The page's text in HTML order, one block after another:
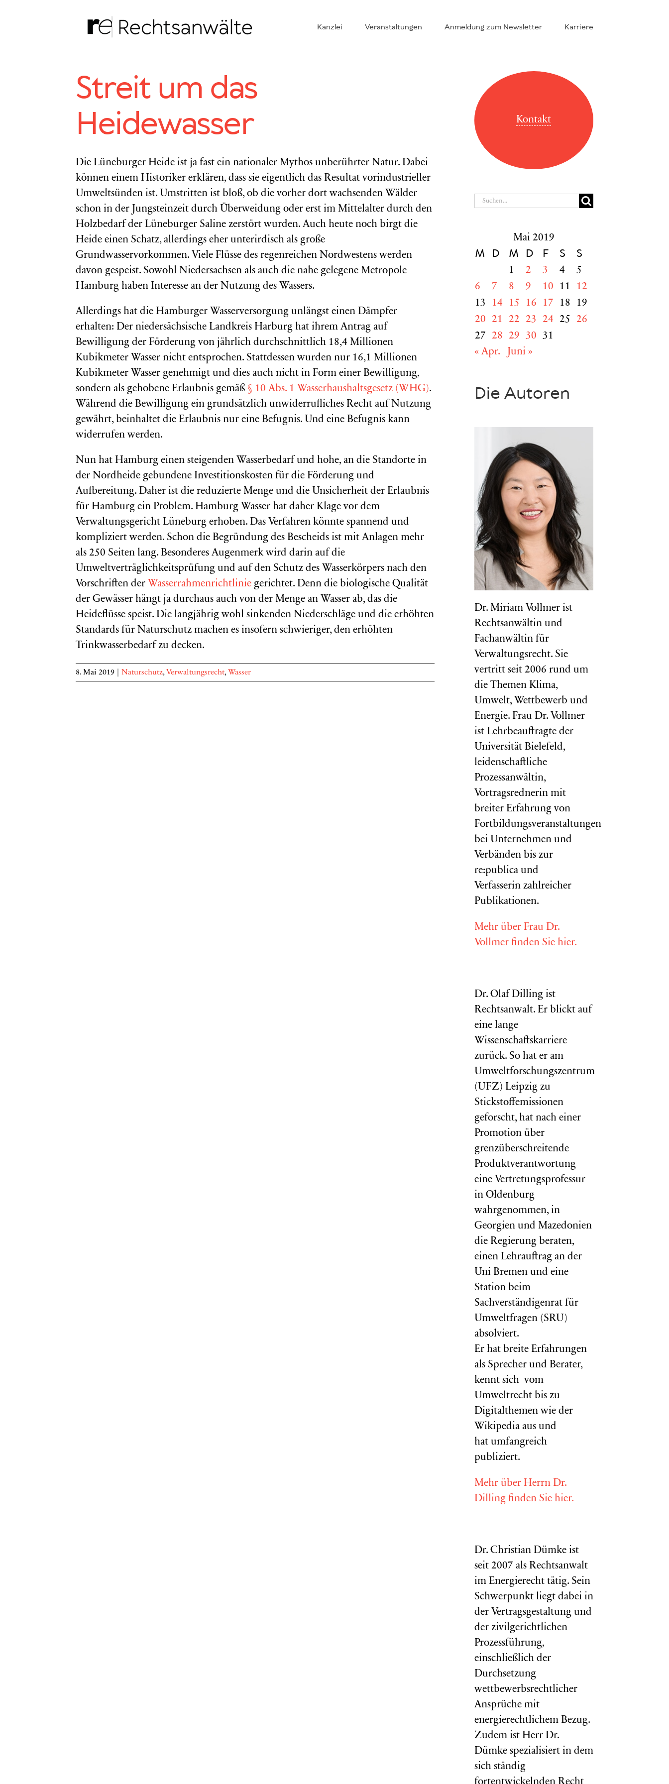
Kanzlei Veranstaltungen Anmeldung zum Newsletter Karriere
Streit um das
Heidewasser
Die Lüneburger Heide ist ja fast ein nationaler Mythos unberührter Natur. Dabei
können einem Historiker erklären, dass sie eigentlich das Resultat vorindustrieller
Umweltsünden ist. Umstritten ist bloß, ob die vorher dort wachsenden Wälder
schon in der Jungsteinzeit durch Überweidung oder erst im Mittelalter durch den
Holzbedarf der Lüneburger Saline zerstört wurden. Auch heute noch birgt die
Heide einen Schatz, allerdings eher unterirdisch als große
Grundwasservorkommen. Viele Flüsse des regenreichen Nordwestens werden
davon gespeist. Sowohl Niedersachsen als auch die nahe gelegene Metropole
Hamburg haben Interesse an der Nutzung des Wassers.
Allerdings hat die Hamburger Wasserversorgung unlängst einen Dämpfer
erhalten: Der niedersächsische Landkreis Harburg hat ihrem Antrag auf
Bewilligung der Förderung von jährlich durchschnittlich 18,4 Millionen
Kubikmeter Wasser nicht entsprochen. Stattdessen wurden nur 16,1 Millionen
Kubikmeter Wasser genehmigt und dies auch nicht in Form einer Bewilligung,
sondern als gehobene Erlaubnis gemäß § 10 Abs. 1 Wasserhaushaltsgesetz (WHG).
Während die Bewilligung ein grundsätzlich unwiderrufliches Recht auf Nutzung
gewährt, beinhaltet die Erlaubnis nur eine Befugnis. Und eine Befugnis kann
widerrufen werden.
Nun hat Hamburg einen steigenden Wasserbedarf und hohe, an die Standorte in
der Nordheide gebundene Investitionskosten für die Förderung und
Aufbereitung. Daher ist die reduzierte Menge und die Unsicherheit der Erlaubnis
für Hamburg ein Problem. Hamburg Wasser hat daher Klage vor dem
Verwaltungsgericht Lüneburg erhoben. Das Verfahren könnte spannend und
kompliziert werden. Schon die Begründung des Bescheids ist mit Anlagen mehr
als 250 Seiten lang. Besonderes Augenmerk wird darin auf die
Umweltverträglichkeitsprüfung und auf den Schutz des Wasserkörpers nach den
Vorschriften der Wasserrahmenrichtlinie gerichtet. Denn die biologische Qualität
der Gewässer hängt ja durchaus auch von der Menge an Wasser ab, das die
Heideflüsse speist. Die langjährig wohl sinkenden Niederschläge und die erhöhten
Standards für Naturschutz machen es insofern schwieriger, den erhöhten
Trinkwasserbedarf zu decken.
8. Mai 2019 Naturschutz, Verwaltungsrecht, Wasser
Kontakt
Suche
Mai 2019
M D M D F S S
1 2 3 4
5
6
7 8 9 10 11
12
13
14 15 16 17 18
19
20
21 22 23 24 25
26
27
28 29 30
31
« Apr.
Juni »
Die Autoren
Dr. Miriam Vollmer ist
Rechtsanwältin und
Fachanwältin für
Verwaltungsrecht. Sie
vertritt seit 2006 rund um
die Themen Klima,
Umwelt, Wettbewerb und
Energie. Frau Dr. Vollmer
ist Lehrbeauftragte der
Universität Bielefeld,
leidenschaftliche
Prozessanwältin,
Vortragsrednerin mit
breiter Erfahrung von
Fortbildungsveranstaltungen
bei Unternehmen und
Verbänden bis zur
re:publica und
Verfasserin zahlreicher
Publikationen.
Mehr über Frau Dr.
Vollmer finden Sie hier.
Dr. Olaf Dilling ist
Rechtsanwalt. Er blickt auf
eine lange
Wissenschaftskarriere
zurück. So hat er am
Umweltforschungszentrum
(UFZ) Leipzig zu
Stickstoffemissionen
geforscht, hat nach einer
Promotion über
grenzüberschreitende
Produktverantwortung
eine Vertretungsprofessur
in Oldenburg
wahrgenommen, in
Georgien und Mazedonien
die Regierung beraten,
einen Lehrauftrag an der
Uni Bremen und eine
Station beim
Sachverständigenrat für
Umweltfragen (SRU )
absolviert.
Er hat breite Erfahrungen
als Sprecher und Berater,
kennt sich vom
Umweltrecht bis zu
Digitalthemen wie der
Wikipedia aus und
hat umfangreich
publiziert.
Mehr über Herrn Dr.
Dilling finden Sie hier.
Dr. Christian Dümke ist
seit 2007 als Rechtsanwalt
im Energierecht tätig. Sein
Schwerpunkt liegt dabei in
der Vertragsgestaltung und
der zivilgerichtlichen
Prozessführung,
einschließlich der
Durchsetzung
wettbewerbsrechtlicher
Ansprüche mit
energierechtlichem Bezug.
Zudem ist Herr Dr.
Dümke spezialisiert in dem
sich ständig